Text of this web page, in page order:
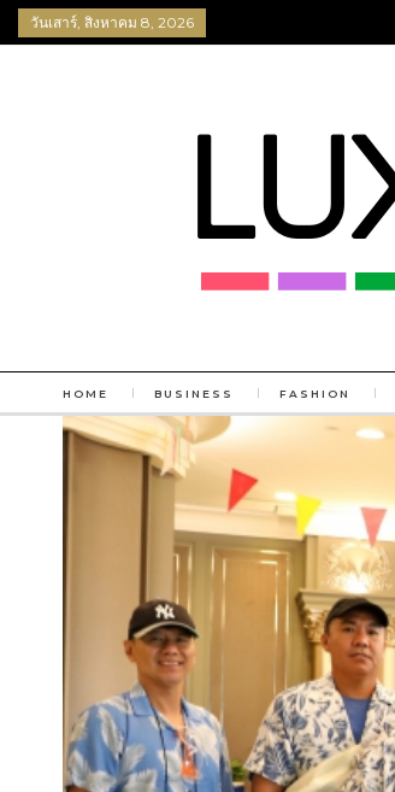
วันเสาร์, สิงหาคม 8, 2026
HOME BUSINESS FASHION